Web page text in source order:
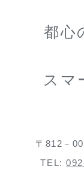
都心
スマ
〒812－
TEL: